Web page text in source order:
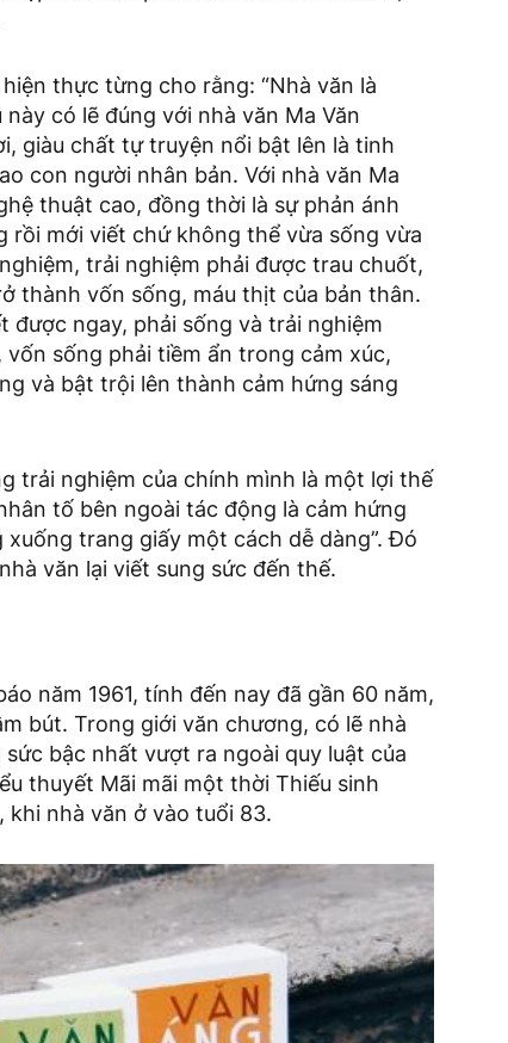
thực từng cho rằng: “Nhà văn là
có lẽ đúng với nhà văn Ma Văn
giàu chất tự truyện nổi bật lên là tinh
con người nhân bản. Với nhà văn Ma
thuật cao, đồng thời là sự phản ánh
rồi mới viết chứ không thể vừa sống vừa
trải nghiệm phải được trau chuốt,
thành vốn sống, máu thịt của bản thân.
được ngay, phải sống và trải nghiệm
sống phải tiềm ẩn trong cảm xúc,
và bật trội lên thành cảm hứng sáng
trải nghiệm của chính mình là một lợi thế
tố bên ngoài tác động là cảm hứng
trang giấy một cách dễ dàng”. Đó
văn lại viết sung sức đến thế.
năm 1961, tính đến nay đã gần 60 năm,
bút. Trong giới văn chương, có lẽ nhà
bậc nhất vượt ra ngoài quy luật của
thuyết Mãi mãi một thời Thiếu sinh
khi nhà văn ở vào tuổi 83.